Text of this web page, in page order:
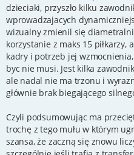
dzieciaki, przyszło kilku
wprowadzajacych
wizualny zmienil się
korzystanie z maks 15
kadry i potrzeb jej
byc nie musi. Jest kilka
ale nadal nie ma trzonu i
głównie brak biegającego
Czyli podsumowując ma
trochę z tego mułu w którym
szansa, że zaczną się znowu